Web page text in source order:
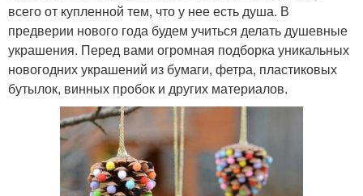
всего от купленной тем, что у нее есть душа. В
предверии нового года будем учиться делать душевные
украшения. Перед вами огромная подборка уникальных
новогодних украшений из бумаги, фетра, пластиковых
бутылок, винных пробок и других материалов.